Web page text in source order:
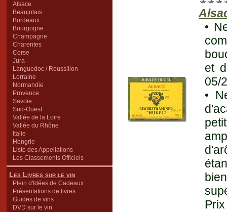
Alsace
Beaujolais
Bordeaux
Bourgogne
Champagne
Charentes
Corse
Jura
Languedoc / Roussillon
Lorraine
Normandie
Provence
Savoie
Sud-Ouest
Vallée de la Loire
Vallée du Rhône
Italie
Hongrie
Liste des Appellations
Les Classements Officiels
Les Livres sur le vin
Plein d'Idées de Cadeaux
Présentations de livres
Guides de vins
DVD sur le vin
•
et
05/
•